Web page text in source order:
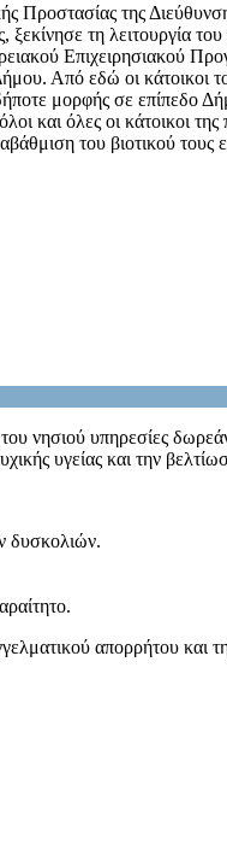
Προστασίας της
τη λειτουργία
Επιχειρησιακού
Από εδώ οι κάτοικοι
μορφής σε επίπεδο
όλες οι κάτοικοι της
του βιοτικού τους
νησιού υπηρεσίες
υγείας και την
δυσκολιών.
απορρήτου και